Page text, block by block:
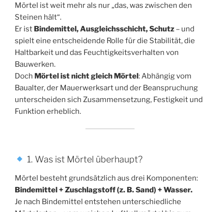
Mörtel ist weit mehr als nur „das, was zwischen den
Steinen hält“.
Er ist Bindemittel, Ausgleichsschicht, Schutz – und
spielt eine entscheidende Rolle für die Stabilität, die
Haltbarkeit und das Feuchtigkeitsverhalten von
Bauwerken.
Doch Mörtel ist nicht gleich Mörtel : Abhängig vom
Baualter, der Mauerwerksart und der Beanspruchung
unterscheiden sich Zusammensetzung, Festigkeit und
Funktion erheblich.
1. Was ist Mörtel überhaupt?
Mörtel besteht grundsätzlich aus drei Komponenten:
Bindemittel + Zuschlagstoff (z. B. Sand) + Wasser.
Je nach Bindemittel entstehen unterschiedliche